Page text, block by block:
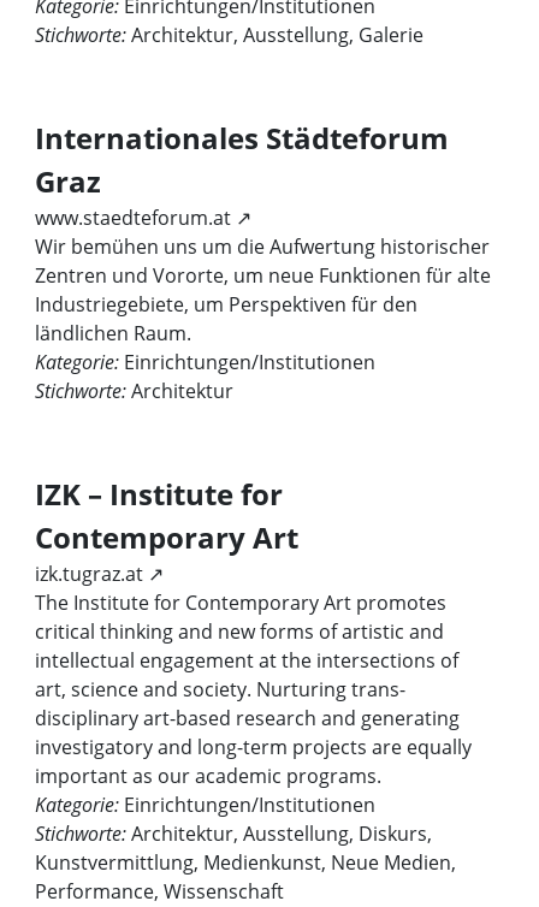
Kategorie: Einrichtungen/Institutionen
Stichworte:Architektur, Ausstellung, Galerie
Internationales Städteforum
Graz
www.staedteforum.at ↗
Wir bemühen uns um die Aufwertung historischer
Zentren und Vororte, um neue Funktionen für alte
Industriegebiete, um Perspektiven für den
ländlichen Raum.
Kategorie: Einrichtungen/Institutionen
Stichworte:Architektur
IZK – Institute for
Contemporary Art
izk.tugraz.at ↗
The Institute for Contemporary Art promotes
critical thinking and new forms of artistic and
intellectual engagement at the intersections of
art, science and society. Nurturing trans-
disciplinary art-based research and generating
investigatory and long-term projects are equally
important as our academic programs.
Kategorie: Einrichtungen/Institutionen
Stichworte:Architektur, Ausstellung, Diskurs,
Kunstvermittlung, Medienkunst, Neue Medien,
Performance, Wissenschaft